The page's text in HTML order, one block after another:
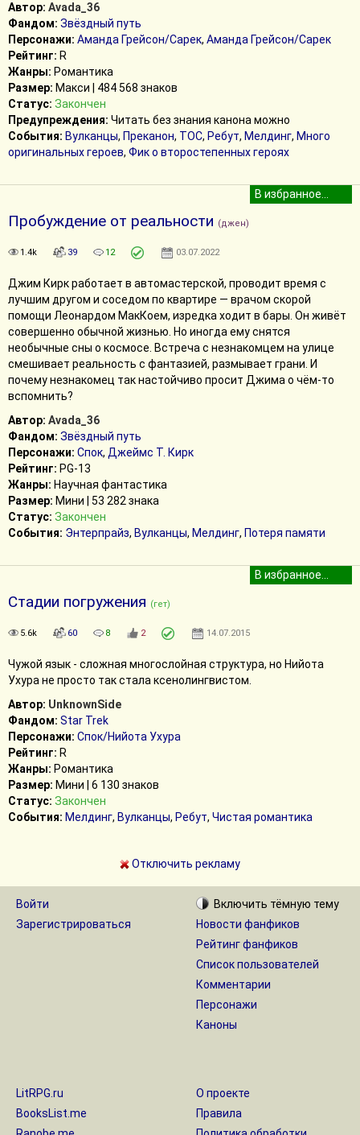
Автор: Avada_36
Фандом: Звёздный путь
Персонажи: Аманда Грейсон/Сарек, Аманда Грейсон/Сарек
Рейтинг: R
Жанры: Романтика
Размер: Макси | 484 568 знаков
Статус: Закончен
Предупреждения: Читать без знания канона можно
События: Вулканцы, Преканон, ТОС, Ребут, Мелдинг, Много
оригинальных героев, Фик о второстепенных героях
Пробуждение от реальности (джен)
1.4k 39 12 03.07.2022
Джим Кирк работает в автомастерской, проводит время с
лучшим другом и соседом по квартире — врачом скорой
помощи Леонардом МакКоем, изредка ходит в бары. Он живёт
совершенно обычной жизнью. Но иногда ему снятся
необычные сны о космосе. Встреча с незнакомцем на улице
смешивает реальность с фантазией, размывает грани. И
почему незнакомец так настойчиво просит Джима о чём-то
вспомнить?
Автор: Avada_36
Фандом: Звёздный путь
Персонажи: Спок, Джеймс Т. Кирк
Рейтинг: PG-13
Жанры: Научная фантастика
Размер: Мини | 53 282 знака
Статус: Закончен
События: Энтерпрайз, Вулканцы, Мелдинг, Потеря памяти
Стадии погружения (гет)
5.6k 60 8 2 14.07.2015
Чужой язык - сложная многослойная структура, но Нийота
Ухура не просто так стала ксенолингвистом.
Автор: UnknownSide
Фандом: Star Trek
Персонажи: Спок/Нийота Ухура
Рейтинг: R
Жанры: Романтика
Размер: Мини | 6 130 знаков
Статус: Закончен
События: Мелдинг, Вулканцы, Ребут, Чистая романтика
Отключить рекламу
Войти
Зарегистрироваться
Включить тёмную тему
Новости фанфиков
Рейтинг фанфиков
Список пользователей
Комментарии
Персонажи
Каноны
LitRPG.ru
BooksList.me
О проекте
Правила